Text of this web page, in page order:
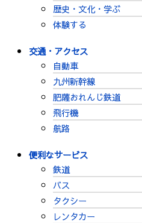
歴史・文化・学ぶ
体験する
交通・アクセス
自動車
九州新幹線
肥薩おれんじ鉄道
飛行機
航路
便利なサービス
鉄道
バス
タクシー
レンタカー